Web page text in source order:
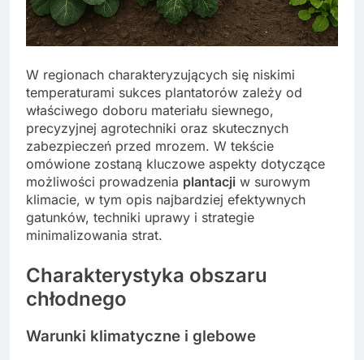
W regionach charakteryzujących się niskimi
temperaturami sukces plantatorów zależy od
właściwego doboru materiału siewnego,
precyzyjnej agrotechniki oraz skutecznych
zabezpieczeń przed mrozem. W tekście
omówione zostaną kluczowe aspekty dotyczące
możliwości prowadzenia plantacji w surowym
klimacie, w tym opis najbardziej efektywnych
gatunków, techniki uprawy i strategie
minimalizowania strat.
Charakterystyka obszaru
chłodnego
Warunki klimatyczne i glebowe